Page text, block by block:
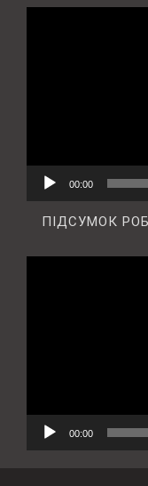
00:00
ПІДСУМОК
00:00